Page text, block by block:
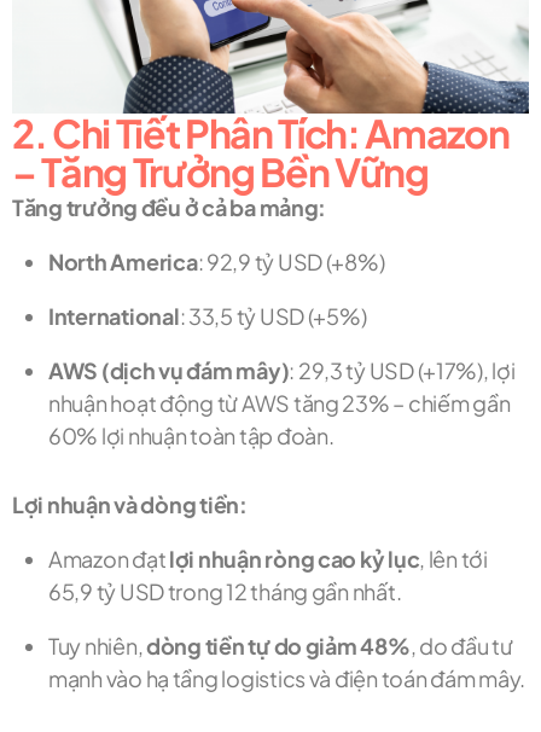
2. Chi Tiết Phân Tích: Amazon
– Tăng Trưởng Bền Vững
Tăng trưởng đều ở cả ba mảng:
North America: 92,9 tỷ USD (+8%)
International: 33,5 tỷ USD (+5%)
AWS (dịch vụ đám mây): 29,3 tỷ USD (+17%), lợi
nhuận hoạt động từ AWS tăng 23% – chiếm gần
60% lợi nhuận toàn tập đoàn.
Lợi nhuận và dòng tiền:
Amazon đạtlợi nhuận ròng cao kỷ lục, lên tới
65,9 tỷ USD trong 12 tháng gần nhất.
Tuy nhiên,dòng tiền tự do giảm 48%, do đầu tư
mạnh vào hạ tầng logistics và điện toán đám mây.